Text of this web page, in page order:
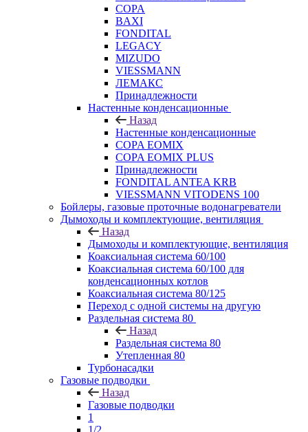
COPA
BAXI
FONDITAL
LEGACY
MIZUDO
VIESSMANN
ЛЕМАКС
Принадлежности
Настенные конденсационные
Назад
Настенные конденсационные
COPA EOMIX
COPA EOMIX PLUS
Принадлежности
FONDITAL ANTEA KRB
VIESSMANN VITODENS 100
Бойлеры, газовые проточные водонагреватели
Дымоходы и комплектующие, вентиляция
Назад
Дымоходы и комплектующие, вентиляция
Коаксиальная система 60/100
Коаксиальная система 60/100 для
конденсационных котлов
Коаксиальная система 80/125
Переход с одной системы на другую
Раздельная система 80
Назад
Раздельная система 80
Утепленная 80
Турбонасадки
Газовые подводки
Назад
Газовые подводки
1
1/2